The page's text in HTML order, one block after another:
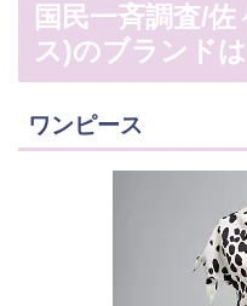
国民一斉調査/
ス)のブランド
ワンピース